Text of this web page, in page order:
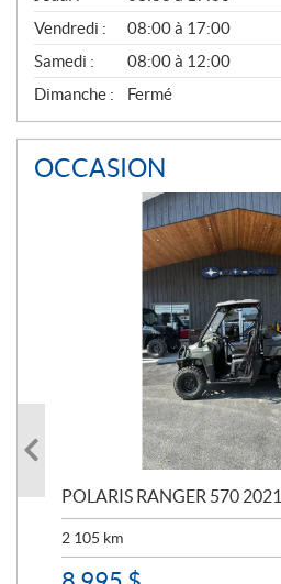
Vendredi :
08:00 à 17:00
Samedi :
08:00 à 12:00
Dimanche :
Fermé
OCCASION
POLARIS RANGER 570 2021
2 105 km